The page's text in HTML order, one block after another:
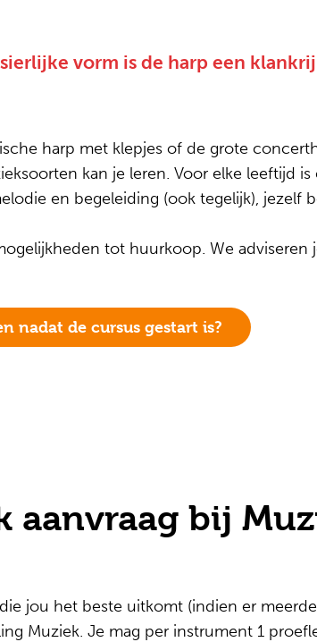
vorm is de harp een
harp met klepjes of de grote
kan je leren. Voor elke leeftijd
en begeleiding (ook tegelijk), jezelf
tot huurkoop. We adviseren
nadat de cursus gestart is?
aanvraag bij
jou het beste uitkomt (indien er
Muziek. Je mag per instrument 1